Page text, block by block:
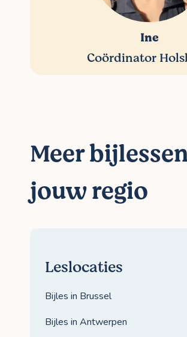
Ine
Coördinator
Meer
jouw regio
Leslocaties
Bijles in Brussel
Bijles in Antwerpen